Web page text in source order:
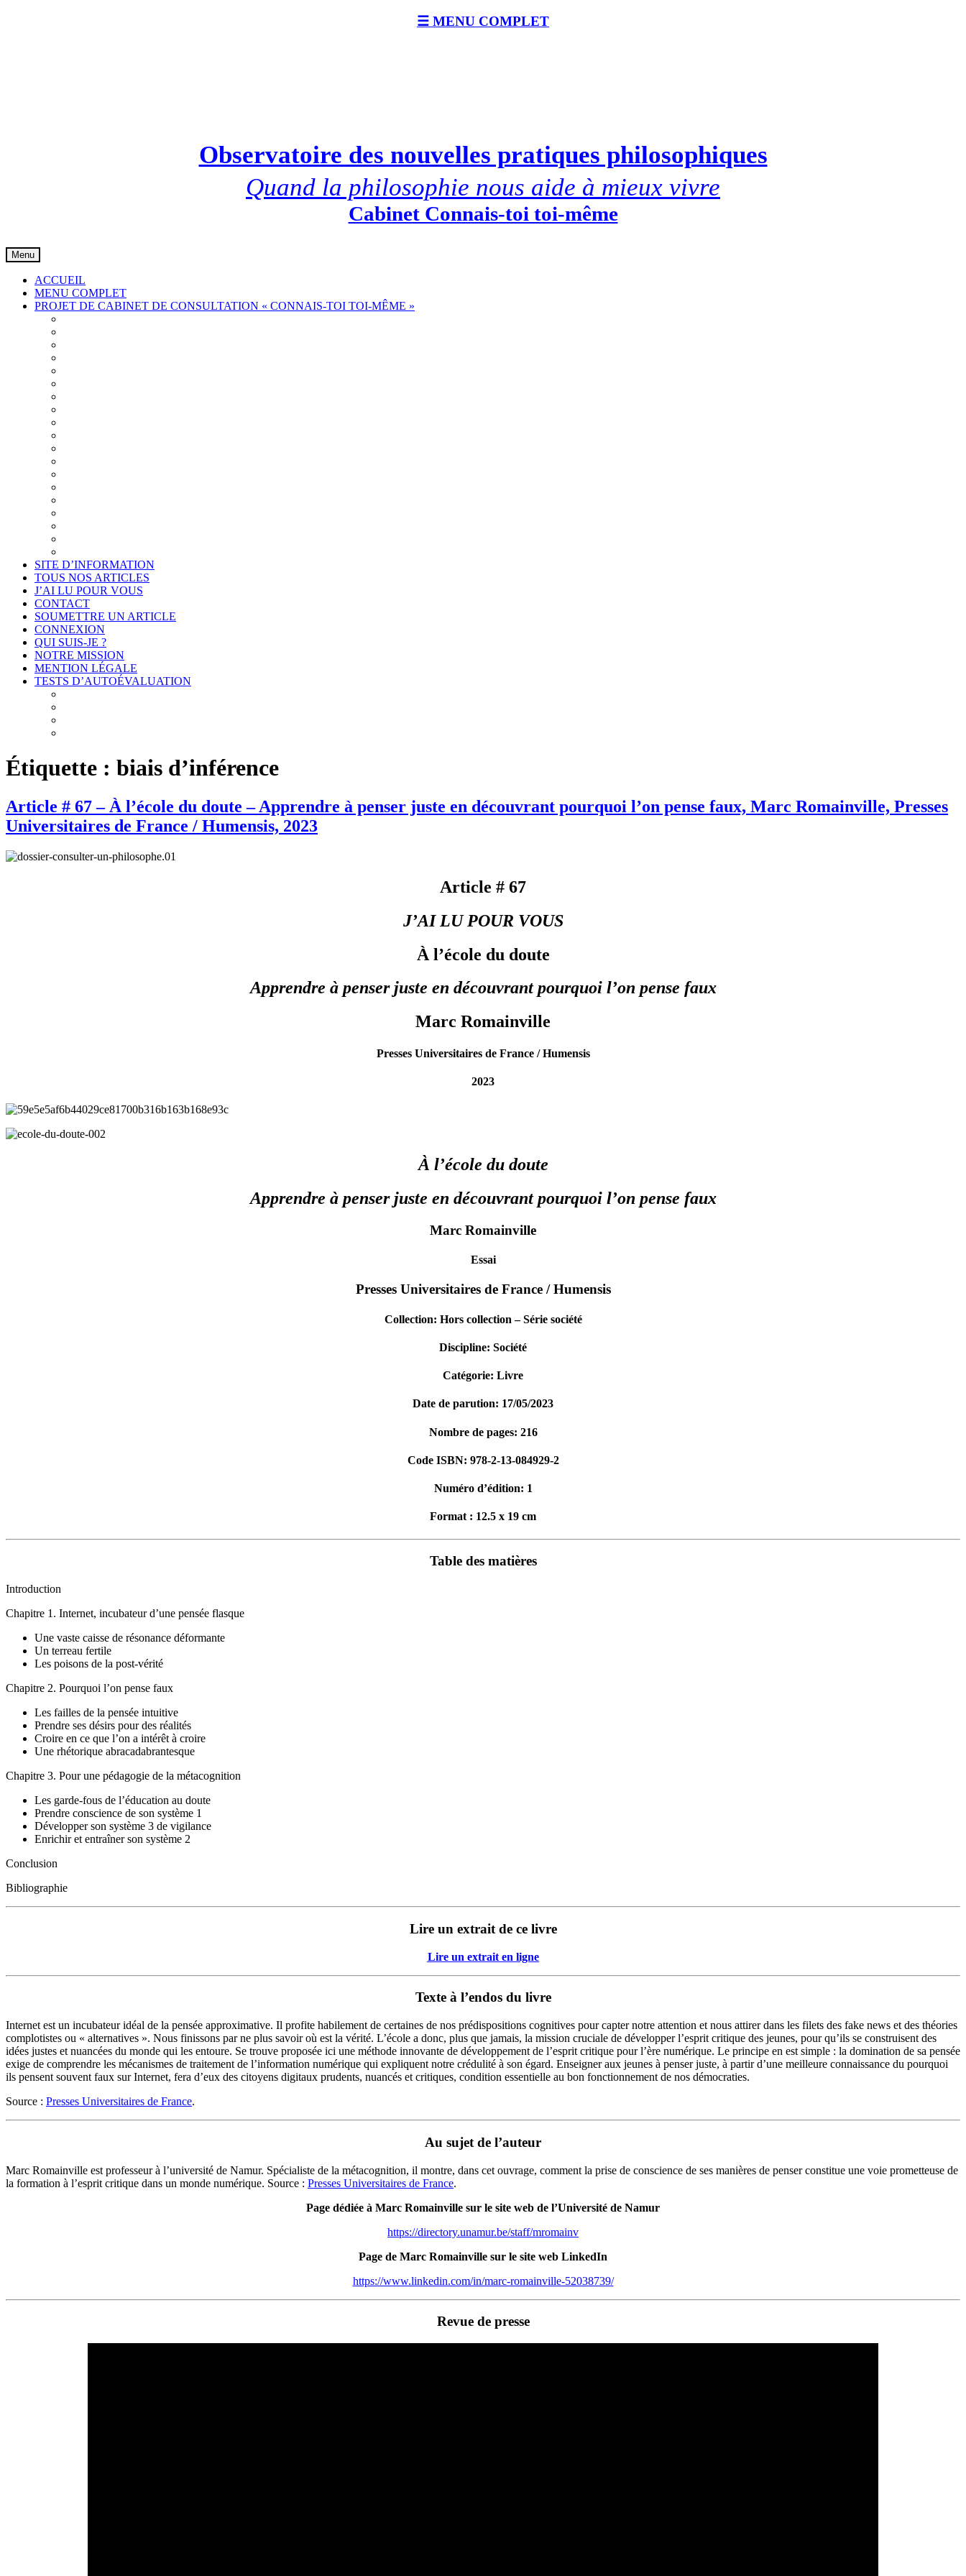
☰ MENU COMPLET
Observatoire des nouvelles pratiques philosophiques
Quand la philosophie nous aide à mieux vivre
Cabinet Connais-toi toi-même
Skip
to
content
Menu
ACCUEIL
MENU COMPLET
PROJET DE CABINET DE CONSULTATION « CONNAIS-TOI TOI-MÊME »
SITE D’INFORMATION
TOUS NOS ARTICLES
J’AI LU POUR VOUS
CONTACT
SOUMETTRE UN ARTICLE
CONNEXION
QUI SUIS-JE ?
NOTRE MISSION
MENTION LÉGALE
TESTS D’AUTOÉVALUATION
Étiquette : biais d’inférence
Article # 67 – À l’école du doute – Apprendre à penser juste en découvrant pourquoi l’on pense faux, Marc Romainville, Presses
Universitaires de France / Humensis, 2023
Article # 67
J’AI LU POUR VOUS
À l’école du doute
Apprendre à penser juste en découvrant pourquoi l’on pense faux
Marc Romainville
Presses Universitaires de France / Humensis
2023
À l’école du doute
Apprendre à penser juste en découvrant pourquoi l’on pense faux
Marc Romainville
Essai
Presses Universitaires de France / Humensis
Collection: Hors collection – Série société
Discipline: Société
Catégorie: Livre
Date de parution: 17/05/2023
Nombre de pages: 216
Code ISBN: 978-2-13-084929-2
Numéro d’édition: 1
Format : 12.5 x 19 cm
Table des matières
Introduction
Chapitre 1. Internet, incubateur d’une pensée flasque
Une vaste caisse de résonance déformante
Un terreau fertile
Les poisons de la post-vérité
Chapitre 2. Pourquoi l’on pense faux
Les failles de la pensée intuitive
Prendre ses désirs pour des réalités
Croire en ce que l’on a intérêt à croire
Une rhétorique abracadabrantesque
Chapitre 3. Pour une pédagogie de la métacognition
Les garde-fous de l’éducation au doute
Prendre conscience de son système 1
Développer son système 3 de vigilance
Enrichir et entraîner son système 2
Conclusion
Bibliographie
Lire un extrait de ce livre
Lire un extrait en ligne
Texte à l’endos du livre
Internet est un incubateur idéal de la pensée approximative. Il profite habilement de certaines de nos prédispositions cognitives pour capter notre attention et nous attirer dans les filets des fake news et des théories
complotistes ou « alternatives ». Nous finissons par ne plus savoir où est la vérité. L’école a donc, plus que jamais, la mission cruciale de développer l’esprit critique des jeunes, pour qu’ils se construisent des
idées justes et nuancées du monde qui les entoure. Se trouve proposée ici une méthode innovante de développement de l’esprit critique pour l’ère numérique. Le principe en est simple : la domination de sa pensée
exige de comprendre les mécanismes de traitement de l’information numérique qui expliquent notre crédulité à son égard. Enseigner aux jeunes à penser juste, à partir d’une meilleure connaissance du pourquoi
ils pensent souvent faux sur Internet, fera d’eux des citoyens digitaux prudents, nuancés et critiques, condition essentielle au bon fonctionnement de nos démocraties.
Source : Presses Universitaires de France.
Au sujet de l’auteur
Marc Romainville est professeur à l’université de Namur. Spécialiste de la métacognition, il montre, dans cet ouvrage, comment la prise de conscience de ses manières de penser constitue une voie prometteuse de
la formation à l’esprit critique dans un monde numérique. Source : Presses Universitaires de France.
Page dédiée à Marc Romainville sur le site web de l’Université de Namur
https://directory.unamur.be/staff/mromainv
Page de Marc Romainville sur le site web LinkedIn
https://www.linkedin.com/in/marc-romainville-52038739/
Revue de presse